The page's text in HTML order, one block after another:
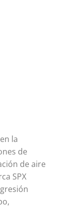
la
de
de aire
SPX